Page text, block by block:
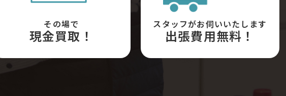
その場で
現金買取！
スタッフがお伺いいたします
出張費用無料！